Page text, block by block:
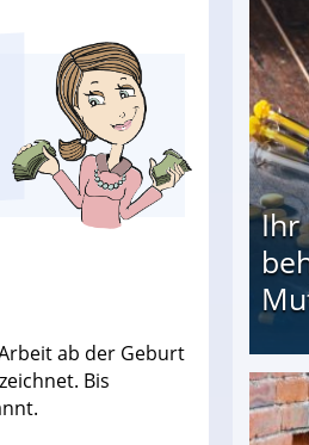
ab der Geburt
Bis
treiben Vermieter
Ihr
behindert zur Welt: Suff-